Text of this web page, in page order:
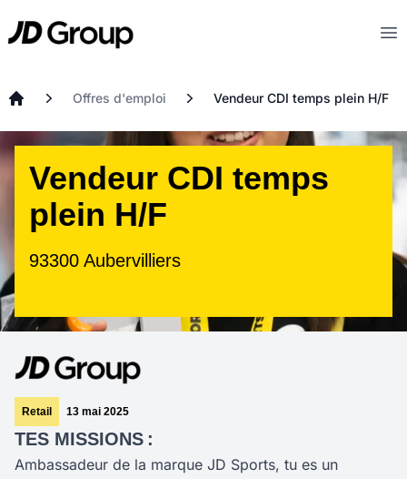
JD
Offres d'emploi Vendeur CDI temps plein H/F
Vendeur CDI temps
plein H/F
93300 Aubervilliers
Retail 13 mai 2025
TES MISSIONS :
Ambassadeur de la marque JD Sports, tu es un